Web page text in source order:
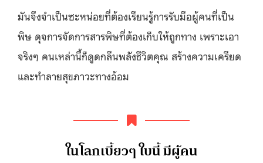
มันจึงจำเป็นซะหน่อยที่ต้องเรียนรู้การรับมือผู้คนที่เป็น
พิษ ดุจการจัดการสารพิษที่ต้องเก็บให้ถูกทาง เพราะเอา
จริงๆ คนเหล่านี้ก็ดูดกลืนพลังชีวิตคุณ สร้างความเครียด
และทำลายสุขภาวะทางอ้อม
ในโลกเบี้ยวๆ ใบนี้ มีผู้คน